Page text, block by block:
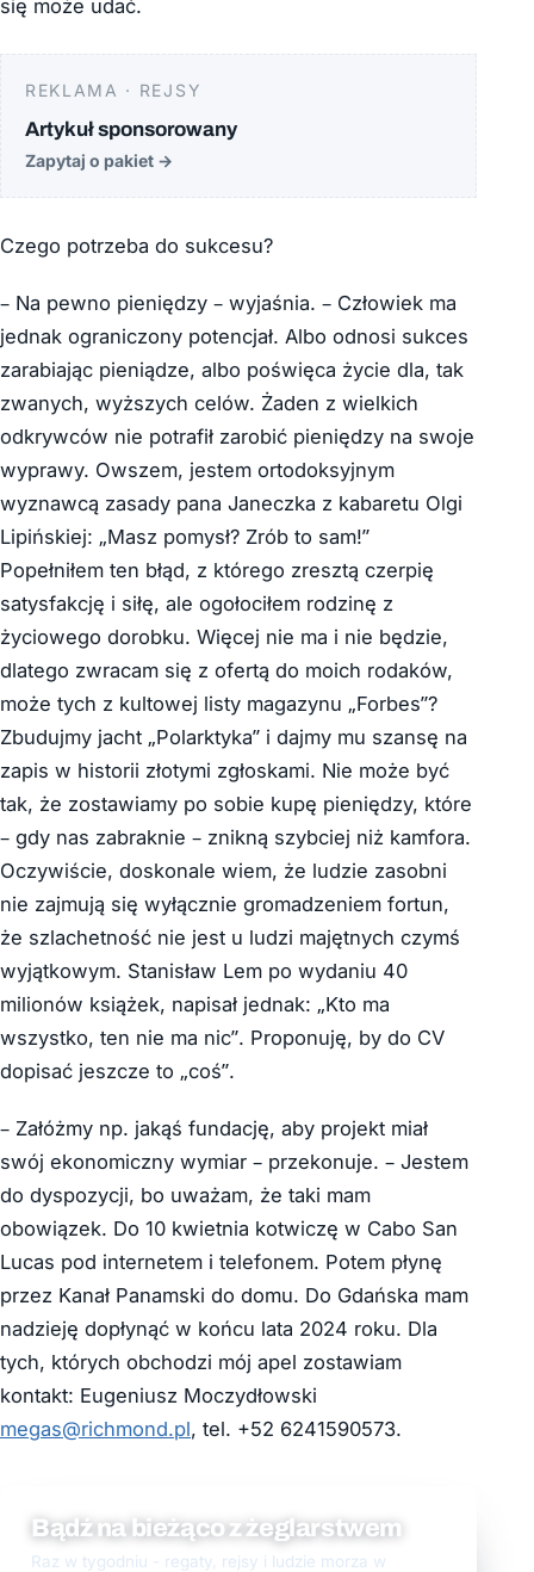
się może udać.
REKLAMA · REJSY
Artykuł sponsorowany
Zapytaj o pakiet →
Czego potrzeba do sukcesu?
– Na pewno pieniędzy – wyjaśnia. – Człowiek ma
jednak ograniczony potencjał. Albo odnosi sukces
zarabiając pieniądze, albo poświęca życie dla, tak
zwanych, wyższych celów. Żaden z wielkich
odkrywców nie potrafił zarobić pieniędzy na swoje
wyprawy. Owszem, jestem ortodoksyjnym
wyznawcą zasady pana Janeczka z kabaretu Olgi
Lipińskiej: „Masz pomysł? Zrób to sam!”
Popełniłem ten błąd, z którego zresztą czerpię
satysfakcję i siłę, ale ogołociłem rodzinę z
życiowego dorobku. Więcej nie ma i nie będzie,
dlatego zwracam się z ofertą do moich rodaków,
może tych z kultowej listy magazynu „Forbes”?
Zbudujmy jacht „Polarktyka” i dajmy mu szansę na
zapis w historii złotymi zgłoskami. Nie może być
tak, że zostawiamy po sobie kupę pieniędzy, które
– gdy nas zabraknie – znikną szybciej niż kamfora.
Oczywiście, doskonale wiem, że ludzie zasobni
nie zajmują się wyłącznie gromadzeniem fortun,
że szlachetność nie jest u ludzi majętnych czymś
wyjątkowym. Stanisław Lem po wydaniu 40
milionów książek, napisał jednak: „Kto ma
wszystko, ten nie ma nic”. Proponuję, by do CV
dopisać jeszcze to „coś”.
– Załóżmy np. jakąś fundację, aby projekt miał
swój ekonomiczny wymiar – przekonuje. – Jestem
do dyspozycji, bo uważam, że taki mam
obowiązek. Do 10 kwietnia kotwiczę w Cabo San
Lucas pod internetem i telefonem. Potem płynę
przez Kanał Panamski do domu. Do Gdańska mam
nadzieję dopłynąć w końcu lata 2024 roku. Dla
tych, których obchodzi mój apel zostawiam
kontakt: Eugeniusz Moczydłowski
megas@richmond.pl, tel. +52 6241590573.
Bądź na bieżąco z żeglarstwem
Raz w tygodniu - regaty, rejsy i ludzie morza w